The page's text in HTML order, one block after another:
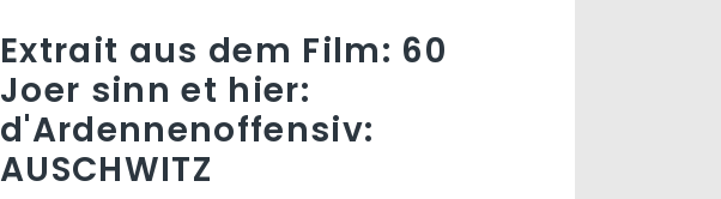
Extrait aus dem Film: 60
Joer sinn et hier:
d'Ardennenoffensiv:
AUSCHWITZ